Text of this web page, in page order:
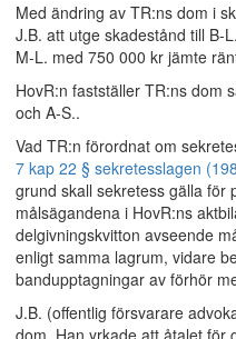
Med ändring av TR:ns dom i
J.B. att utge skadestånd till B-
M-L. med 750 000 kr jämte
HovR:n fastställer TR:ns dom
och A-S..
Vad TR:n förordnat om
7 kap 22 § sekretesslagen
grund skall sekretess gälla för
målsägandena i HovR:ns
delgivningskvitton avseende
enligt samma lagrum, vidare
bandupptagningar av förhör
J.B. (offentlig försvarare
dom. Han yrkade att åtalet för